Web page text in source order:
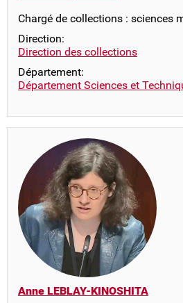
Chargé de collections : sciences
Direction:
Direction des collections
Département:
Département Sciences et
Anne LEBLAY-KINOSHITA